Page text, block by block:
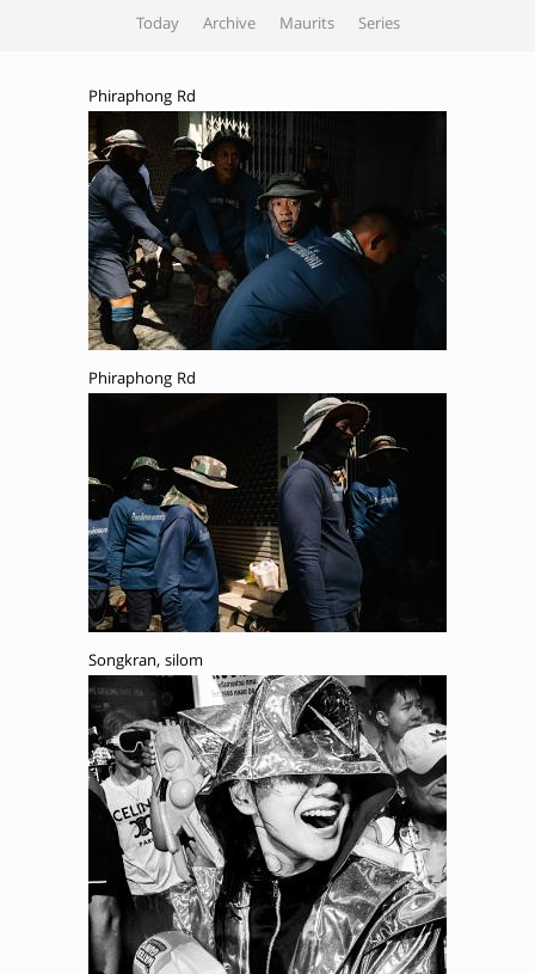
Today Archive Maurits Series
Phiraphong Rd
Phiraphong Rd
Songkran, silom